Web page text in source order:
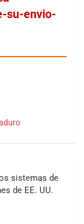
su-envio-
sistemas de
de EE. UU.